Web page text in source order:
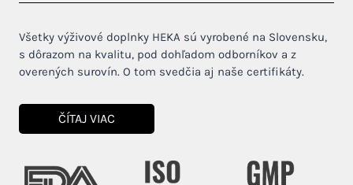
Všetky výživové doplnky HEKA sú vyrobené na Slovensku,
s dôrazom na kvalitu, pod dohľadom odborníkov a z
overených surovín. O tom svedčia aj naše certifikáty.
ČÍTAJ VIAC